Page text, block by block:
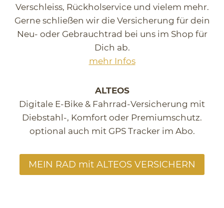
Verschleiss, Rückholservice und vielem mehr.
Gerne schließen wir die Versicherung für dein
Neu- oder Gebrauchtrad bei uns im Shop für
Dich ab.
mehr Infos
ALTEOS
Digitale E-Bike & Fahrrad-Versicherung mit
Diebstahl-, Komfort oder Premiumschutz.
optional auch mit GPS Tracker im Abo.
MEIN RAD mit ALTEOS VERSICHERN